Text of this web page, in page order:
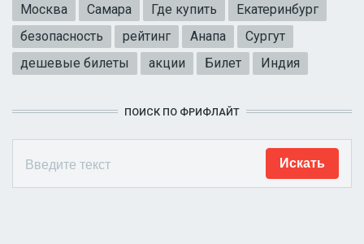
Москва
Самара Где купить
Екатеринбург
безопасность
рейтинг Анапа
Сургут
дешевые билеты
акции Билет Индия
ПОИСК ПО ФРИФЛАЙТ